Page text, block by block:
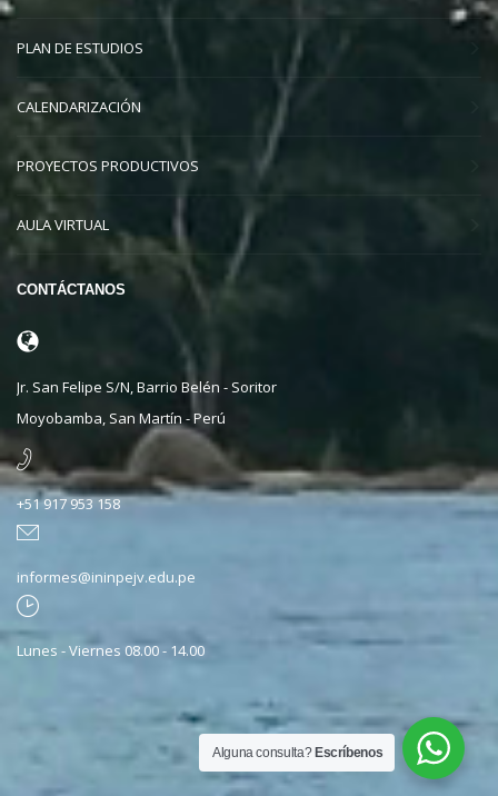
PLAN DE ESTUDIOS
CALENDARIZACIÓN
PROYECTOS PRODUCTIVOS
AULA VIRTUAL
CONTÁCTANOS
Jr. San Felipe S/N, Barrio Belén - Soritor
Moyobamba, San Martín - Perú
+51 917 953 158
informes@ininpejv.edu.pe
Lunes - Viernes 08.00 - 14.00
Alguna consulta? Escríbenos